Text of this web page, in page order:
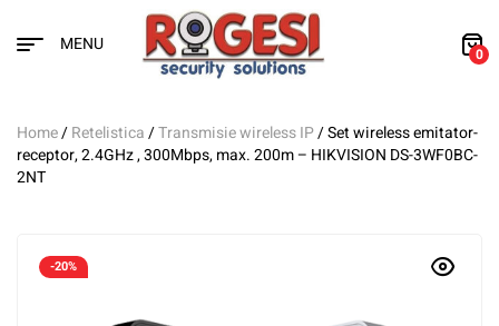
MENU 0
Home/Retelistica/Transmisie wireless IP/ Set wireless emitator-
receptor, 2.4GHz , 300Mbps, max. 200m – HIKVISION DS-3WF0BC-
2NT
-20%